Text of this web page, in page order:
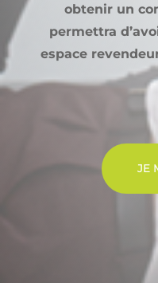
obtenir un
permettra
espace
JE